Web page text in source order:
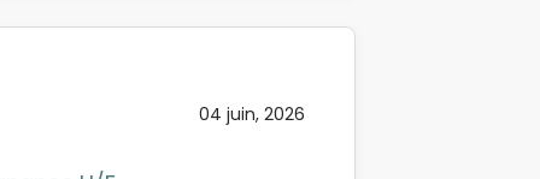
04 juin, 2026